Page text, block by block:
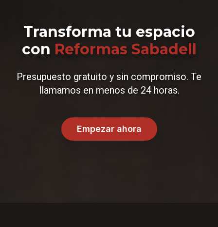
Transforma tu espacio
con Reformas Sabadell
Presupuesto gratuito y sin compromiso. Te
llamamos en menos de 24 horas.
Empezar ahora